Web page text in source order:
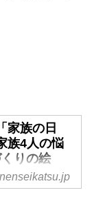
家族の日
族4人の悩
りの絵
。愛で紡ぐ
／まちだフ